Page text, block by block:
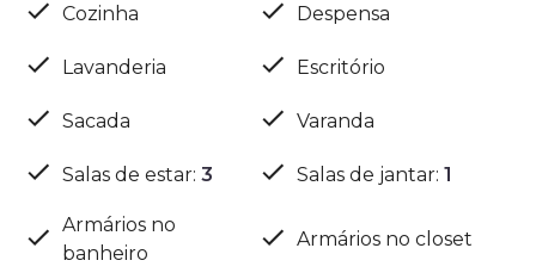
Cozinha Despensa
Lavanderia Escritório
Sacada Varanda
Salas de estar: 3 Salas de jantar: 1
Armários no
banheiro
Armários no closet